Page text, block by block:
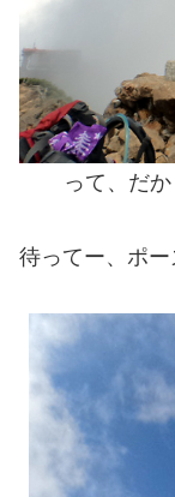
って、だ
待ってー、ポー